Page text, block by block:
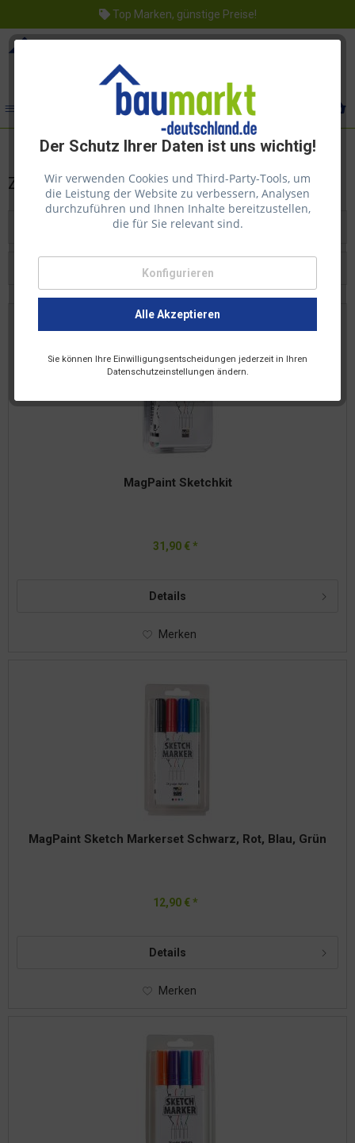
Top Marken, günstige Preise!
Der Schutz Ihrer Daten ist uns wichtig!
Wir verwenden Cookies und Third-Party-Tools, um
die Leistung der Website zu verbessern, Analysen
durchzuführen und Ihnen Inhalte bereitzustellen,
die für Sie relevant sind.
Konfigurieren
Alle Akzeptieren
Sie können Ihre Einwilligungsentscheidungen jederzeit in Ihren
Datenschutzeinstellungen ändern.
Zubehör für Whiteboards
Beliebtheit
MagPaint Sketchkit
31,90 € *
Details
Merken
MagPaint Sketch Markerset Schwarz, Rot, Blau, Grün
12,90 € *
Details
Merken